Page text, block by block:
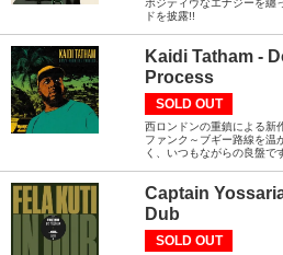
ポジティヴなエナジーを纏
ドを披露!!
Kaidi Tatham -
Process
SOLD OUT
西ロンドンの重鎮による新
ファンク～ブギー路線を温
く、いつもながらの良盤で
Captain
Dub
SOLD OUT